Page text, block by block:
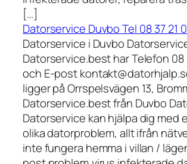
[…]
Datorservice Duvbo Tel 08 37 21
Datorservice i Duvbo
Datorservice.best har Telefon 08
och E-post
ligger på Orrspelsvägen 13,
Datorservice.best från Duvbo
Datorservice kan hjälpa dig med
olika datorproblem, allt ifrån
inte fungera hemma i villan /